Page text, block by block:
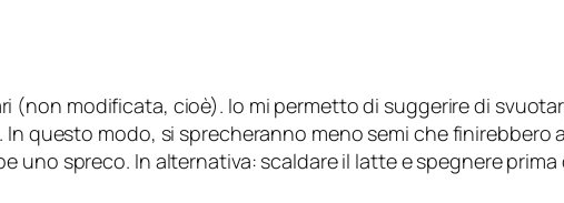
(non modificata, cioè). Io mi permetto di suggerire di
questo modo, si sprecheranno meno semi che finirebbero
uno spreco. In alternativa: scaldare il latte e spegnere